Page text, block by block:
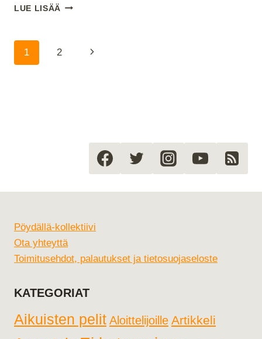
LUE LISÄÄ SABOTEUR
Sivunavigointi
1 2
Seuraava
Pöydällä-kollektiivi
Ota yhteyttä
Toimitusehdot, palautukset ja tietosuojaseloste
KATEGORIAT
Aikuisten pelit Aloittelijoille Artikkeli